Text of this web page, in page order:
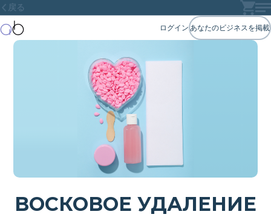
戻る
ログイン あなたのビジネスを掲載
ВОСКОВОЕ УДАЛЕНИЕ